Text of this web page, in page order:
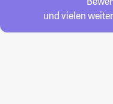
und vielen